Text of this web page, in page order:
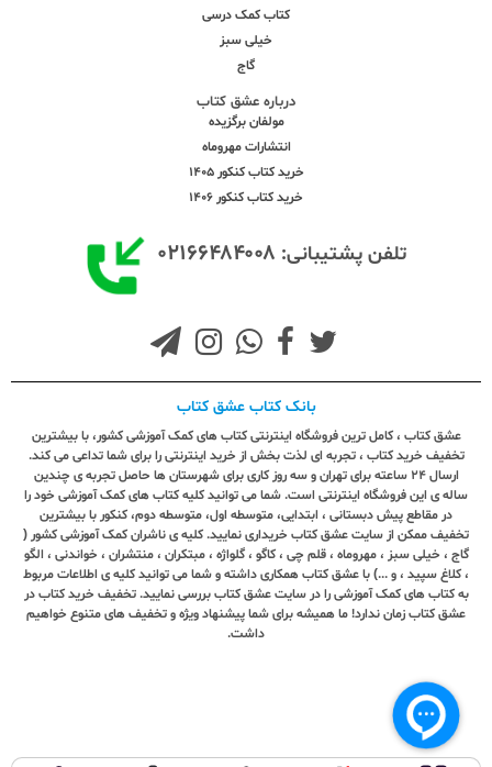
کتاب کمک درسی
خیلی سبز
گاج
درباره عشق کتاب
مولفان برگزیده
انتشارات مهروماه
خرید کتاب کنکور 1405
خرید کتاب کنکور 1406
تلفن پشتیبانی: ۰۲۱۶۶۴۸۴۰۰۸
بانک کتاب عشق کتاب
عشق کتاب ، کامل ترین فروشگاه اینترنتی کتاب های کمک آموزشی کشور، با بیشترین
تخفیف خرید کتاب ، تجربه ای لذت بخش از خرید اینترنتی را برای شما تداعی می کند.
ارسال ٢٤ ساعته برای تهران و سه روز کاری برای شهرستان ها حاصل تجربه ی چندین
ساله ی این فروشگاه اینترنتی است. شما می توانید کلیه کتاب های کمک آموزشی خود را
در مقاطع پیش دبستانی ، ابتدایی، متوسطه اول، متوسطه دوم، کنکور با بیشترین
تخفیف ممکن از سایت عشق کتاب خریداری نمایید. کلیه ی ناشران کمک آموزشی کشور (
گاج ، خیلی سبز ، مهروماه ، قلم چی ، کاگو ، گلواژه ، مبتکران ، منتشران ، خواندنی ، الگو
، کلاغ سپید ، و ...) با عشق کتاب همکاری داشته و شما می توانید کلیه ی اطلاعات مربوط
به کتاب های کمک آموزشی را در سایت عشق کتاب بررسی نمایید. تخفیف خرید کتاب در
عشق کتاب زمان ندارد! ما همیشه برای شما پیشنهاد ویژه و تخفیف های متنوع خواهیم
داشت.